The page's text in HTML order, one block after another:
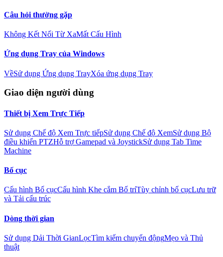
Câu hỏi thường gặp
Không Kết Nối Từ XaMất Cấu Hình
Ứng dụng Tray của Windows
VềSử dụng Ứng dụng TrayXóa ứng dụng Tray
Giao diện người dùng
Thiết bị Xem Trực Tiếp
Sử dụng Chế độ Xem Trực tiếpSử dụng Chế độ XemSử dụng Bộ
điều khiển PTZHỗ trợ Gamepad và JoystickSử dụng Tab Time
Machine
Bố cục
Cấu hình Bố cụcCấu hình Khe cắm Bố tríTùy chỉnh bố cụcLưu trữ
và Tải cấu trúc
Dòng thời gian
Sử dụng Dải Thời GianLọcTìm kiếm chuyển độngMẹo và Thủ
thuật